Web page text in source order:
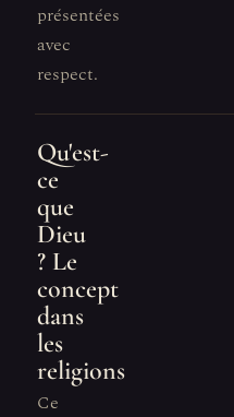
présentées
avec
respect.
Qu'est-
ce
que
Dieu
? Le
concept
dans
les
religions
Ce